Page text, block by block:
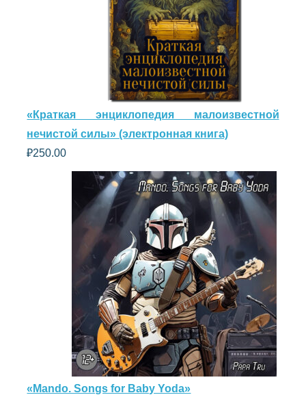
«Краткая энциклопедия малоизвестной
нечистой силы» (электронная книга)
₽250.00
«Mando. Songs for Baby Yoda»